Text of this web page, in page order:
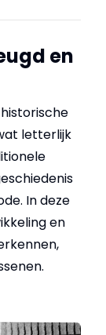
en
letterlijk
In deze
en